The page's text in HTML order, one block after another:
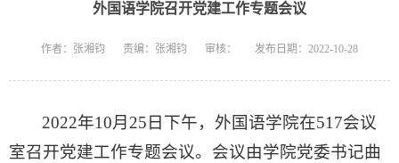
外国语学院召开党建工作专题会议
作者：张湘钧 责编：张湘钧 审核： 发布日期：2022-10-28
2022年10月25日下午，外国语学院在517会议
室召开党建工作专题会议。会议由学院党委书记曲